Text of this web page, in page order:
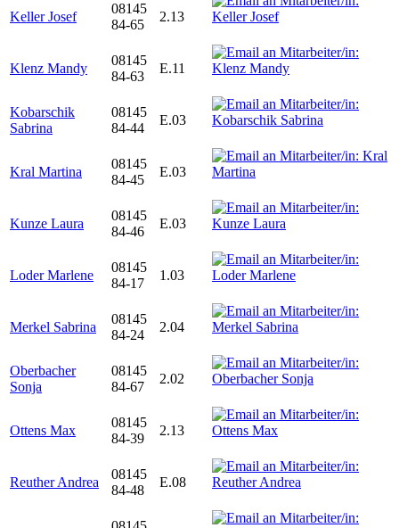
Keller Josef
08145
84-65
2.13
Klenz Mandy
08145
84-63
E.11
Kobarschik
Sabrina
08145
84-44
E.03
Kral Martina
08145
84-45
E.03
Kunze Laura
08145
84-46
E.03
Loder Marlene
08145
84-17
1.03
Merkel Sabrina
08145
84-24
2.04
Oberbacher
Sonja
08145
84-67
2.02
Ottens Max
08145
84-39
2.13
Reuther Andrea
08145
84-48
E.08